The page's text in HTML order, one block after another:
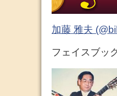
加藤 雅夫
フェイスブッ